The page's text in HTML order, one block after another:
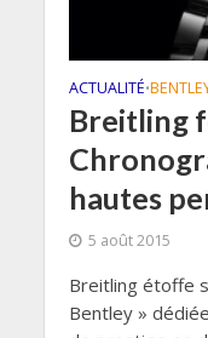
ACTUALITÉ•
Breitling
hautes
5 août 2015
Breitling étoffe
Bentley »